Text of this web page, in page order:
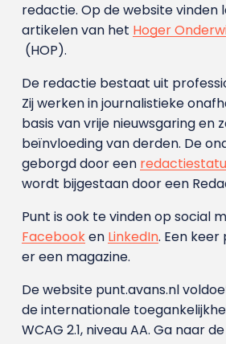
redactie. Op de website vinden
artikelen van het Hoger
(HOP).
De redactie bestaat uit
Zij werken in journalistieke
basis van vrije nieuwsgaring en
beïnvloeding van derden. De
geborgd door een
wordt bijgestaan door een
Punt is ook te vinden op social
Facebooken LinkedIn. Een
er een magazine.
De website punt.avans.nl
de internationale
WCAG 2.1, niveau AA. Ga naar de